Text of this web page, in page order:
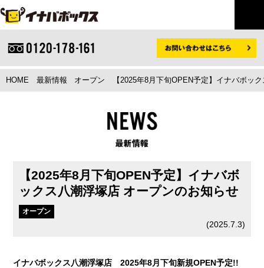
HOME 最新情報 オープン 【2025年8月下旬OPEN予定】イナバボッ
【2025年8月下旬OPEN予定】イナバボ
ックス八潮浮塚店 オープンのお知らせ
オープン
(2025.7.3)
イナバボックス八潮浮塚店 2025年8月下旬新規OPEN予定!!